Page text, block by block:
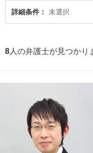
律相談できる川越市内の弁護士
詳細条件 未選択
8 人の弁護士が見つかり